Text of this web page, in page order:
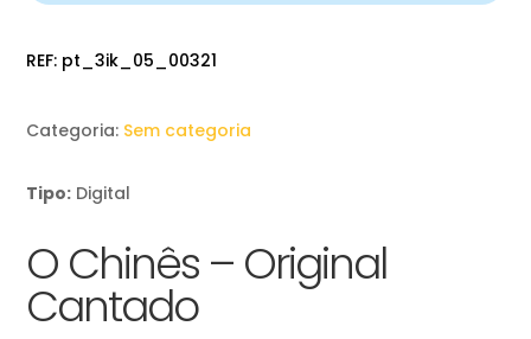
REF: pt_3ik_05_00321
Categoria: Sem categoria
Tipo: Digital
O Chinês – Original
Cantado